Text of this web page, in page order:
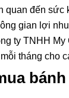
quan đến sức
gian lợi
ty TNHH My
tháng cho